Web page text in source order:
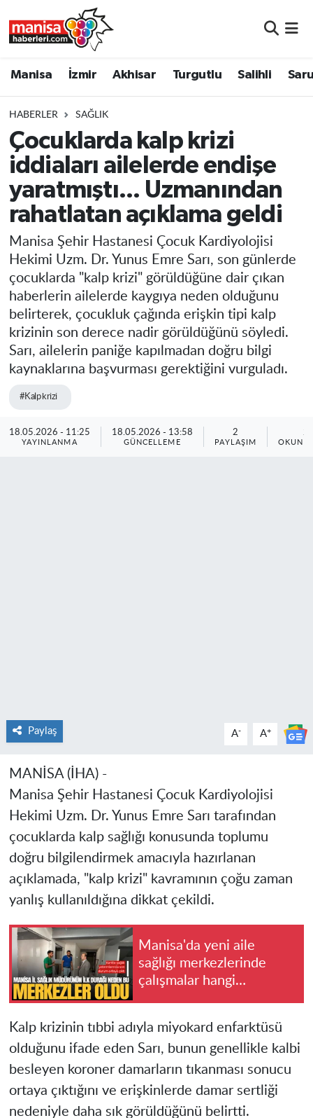
Manisa İzmir Akhisar Turgutlu Salihli
HABERLER SAĞLIK
Çocuklarda kalp krizi
iddiaları ailelerde endişe
yaratmıştı... Uzmanından
rahatlatan açıklama geldi
Manisa Şehir Hastanesi Çocuk Kardiyolojisi
Hekimi Uzm. Dr. Yunus Emre Sarı, son günlerde
çocuklarda "kalp krizi" görüldüğüne dair çıkan
haberlerin ailelerde kaygıya neden olduğunu
belirterek, çocukluk çağında erişkin tipi kalp
krizinin son derece nadir görüldüğünü söyledi.
Sarı, ailelerin paniğe kapılmadan doğru bilgi
kaynaklarına başvurması gerektiğini vurguladı.
#Kalp krizi
18.05.2026 - 11:25
YAYINLANMA
18.05.2026 - 13:58
GÜNCELLEME
2
PAYLAŞIM
Paylaş A- A+
MANİSA (İHA) -
Manisa Şehir Hastanesi Çocuk Kardiyolojisi
Hekimi Uzm. Dr. Yunus Emre Sarı tarafından
çocuklarda kalp sağlığı konusunda toplumu
doğru bilgilendirmek amacıyla hazırlanan
açıklamada, "kalp krizi" kavramının çoğu zaman
yanlış kullanıldığına dikkat çekildi.
Manisa'da yeni aile
sağlığı merkezlerinde
çalışmalar hangi
Kalp krizinin tıbbi adıyla miyokard enfarktüsü
olduğunu ifade eden Sarı, bunun genellikle kalbi
besleyen koroner damarların tıkanması sonucu
ortaya çıktığını ve erişkinlerde damar sertliği
nedeniyle daha sık görüldüğünü belirtti.
Turgutlu
Salihli
Soma
Resmi İlanlar
Manisa Nöbetçi Eczaneler
Manisa Trafik Yoğunluk Haritası
Süper Lig Puan Durumu ve Fikstür
Son Dakika Haberleri
Haber Arşivi